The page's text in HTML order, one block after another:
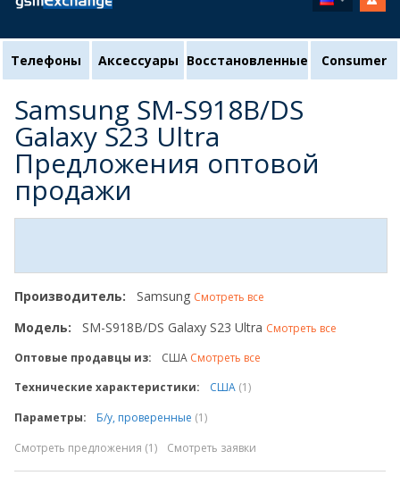
Телефоны Аксессуары Восстановленные Consumer
Samsung SM-S918B/DS
Galaxy S23 Ultra
Предложения оптовой
продажи
Производитель: Samsung Смотреть все
Модель: SM-S918B/DS Galaxy S23 Ultra Смотреть все
Оптовые продавцы из:
США Смотреть все
Технические характеристики:
США (1)
Параметры:
Б/у, проверенные (1)
Смотреть предложения (1)
Смотреть заявки